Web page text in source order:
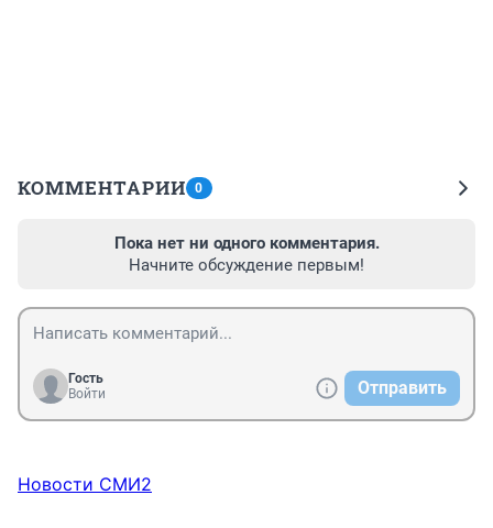
КОММЕНТАРИИ 0
Пока нет ни одного комментария.
Начните обсуждение первым!
Гость
Войти
Отправить
Новости СМИ2